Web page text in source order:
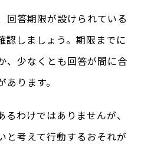
回答期限が設けられている
認しましょう。期限までに
、少なくとも回答が間に合
ります。
わけではありませんが、
と考えて行動するおそれが